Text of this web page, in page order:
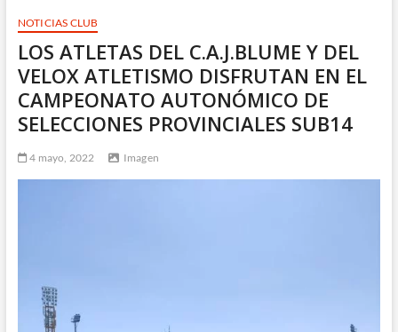
NOTICIAS CLUB
LOS ATLETAS DEL C.A.J.BLUME Y DEL
VELOX ATLETISMO DISFRUTAN EN EL
CAMPEONATO AUTONÓMICO DE
SELECCIONES PROVINCIALES SUB14
4 mayo, 2022 Imagen